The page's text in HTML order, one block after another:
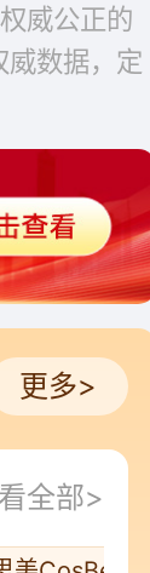
威公正的
数据，定
更多>
全部>